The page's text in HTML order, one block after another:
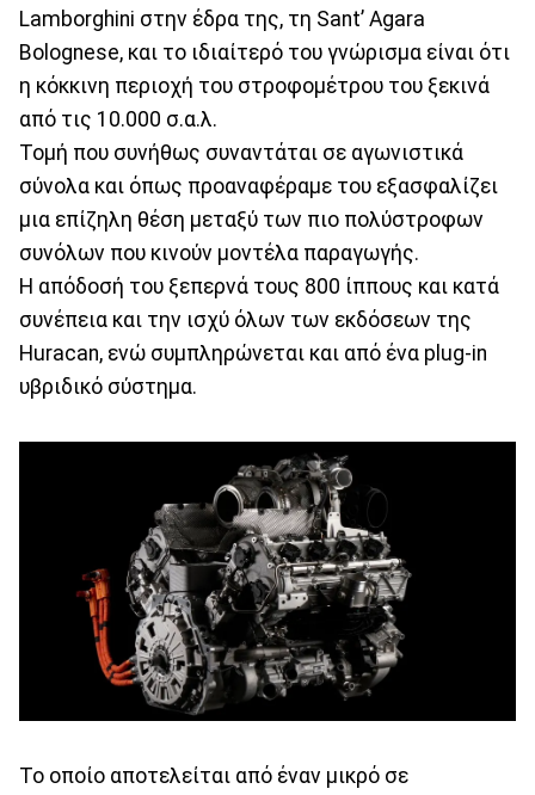
Lamborghini στην έδρα της, τη Sant’ Agara
Bolognese, και το ιδιαίτερό του γνώρισμα είναι ότι
η κόκκινη περιοχή του στροφομέτρου του ξεκινά
από τις 10.000 σ.α.λ.
Τομή που συνήθως συναντάται σε αγωνιστικά
σύνολα και όπως προαναφέραμε του εξασφαλίζει
μια επίζηλη θέση μεταξύ των πιο πολύστροφων
συνόλων που κινούν μοντέλα παραγωγής.
Η απόδοσή του ξεπερνά τους 800 ίππους και κατά
συνέπεια και την ισχύ όλων των εκδόσεων της
Huracan, ενώ συμπληρώνεται και από ένα plug-in
υβριδικό σύστημα.
Το οποίο αποτελείται από έναν μικρό σε